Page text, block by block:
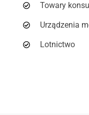
Towary
Urządzenia
Lotnictwo